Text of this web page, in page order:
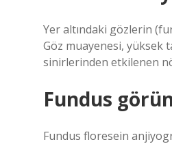
Yer altındaki gözlerin
Göz muayenesi, yüksek
sinirlerinden etkilenen
Fundus
Fundus floresein